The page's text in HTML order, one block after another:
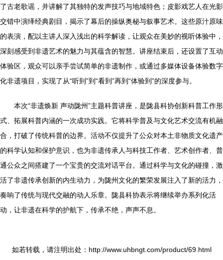
了古老歌谣，并讲解了其独特的发声技巧与地域特色；皮影戏艺人在光影
交错中演绎经典剧目，揭示了幕后的操纵奥秘与叙事艺术。这些原汁原味
的表演，配以主讲人深入浅出的科学解读，让观众在美妙的视听体验中，
深刻感受到非遗艺术的魅力与其蕴含的智慧。讲座结束后，还设置了互动
体验区，观众可以亲手尝试简单的非遗制作，或通过多媒体设备体验数字
化非遗项目，实现了从“听到”到“看到”再到“体验到”的深度参与。
本次“非遗焕新 声动陇州”主题科普讲座，是陇县科协创新科普工作形
式、拓展科普内涵的一次成功实践。它将科学普及与文化艺术交流有机融
合，打破了传统科普的边界。活动不仅提升了公众对本土非物质文化遗产
的科学认知和保护意识，也为非遗传承人与科技工作者、艺术创作者、普
通公众之间搭建了一个宝贵的交流对话平台。通过科学与文化的碰撞，激
活了非遗传承创新的内生动力，为陇州文化的繁荣发展注入了新的活力，
奏响了传统与现代交融的动人乐章。陇县科协表示将继续举办系列化活
动，让非遗在科学的护航下，传承不绝，声声不息。
如若转载，请注明出处：http://www.uhbngt.com/product/69.html